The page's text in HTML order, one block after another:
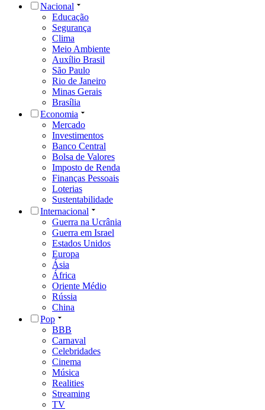
Nacional
Educação
Segurança
Clima
Meio Ambiente
Auxílio Brasil
São Paulo
Rio de Janeiro
Minas Gerais
Brasília
Economia
Mercado
Investimentos
Banco Central
Bolsa de Valores
Imposto de Renda
Finanças Pessoais
Loterias
Sustentabilidade
Internacional
Guerra na Ucrânia
Guerra em Israel
Estados Unidos
Europa
Ásia
África
Oriente Médio
Rússia
China
Pop
BBB
Carnaval
Celebridades
Cinema
Música
Realities
Streaming
TV